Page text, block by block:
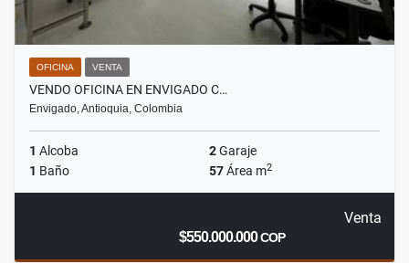
OFICINA VENTA
VENDO OFICINA EN ENVIGADO C…
Envigado, Antioquia, Colombia
1 Alcoba 2Garaje
1 Baño 57Área m2
Venta
$550.000.000COP